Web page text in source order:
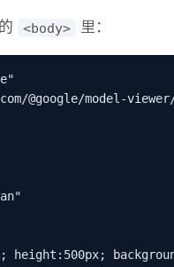
<body> 里：
@google/model-
height:500px;